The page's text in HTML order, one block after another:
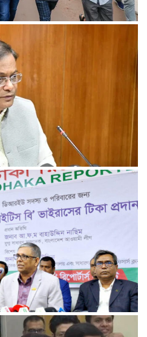
সন্ধ্যায় বিএনপির মিছিল
কোন রাজনীতি, প্রশ্ন তথ্যমন্ত্রীর
না‌ছিম